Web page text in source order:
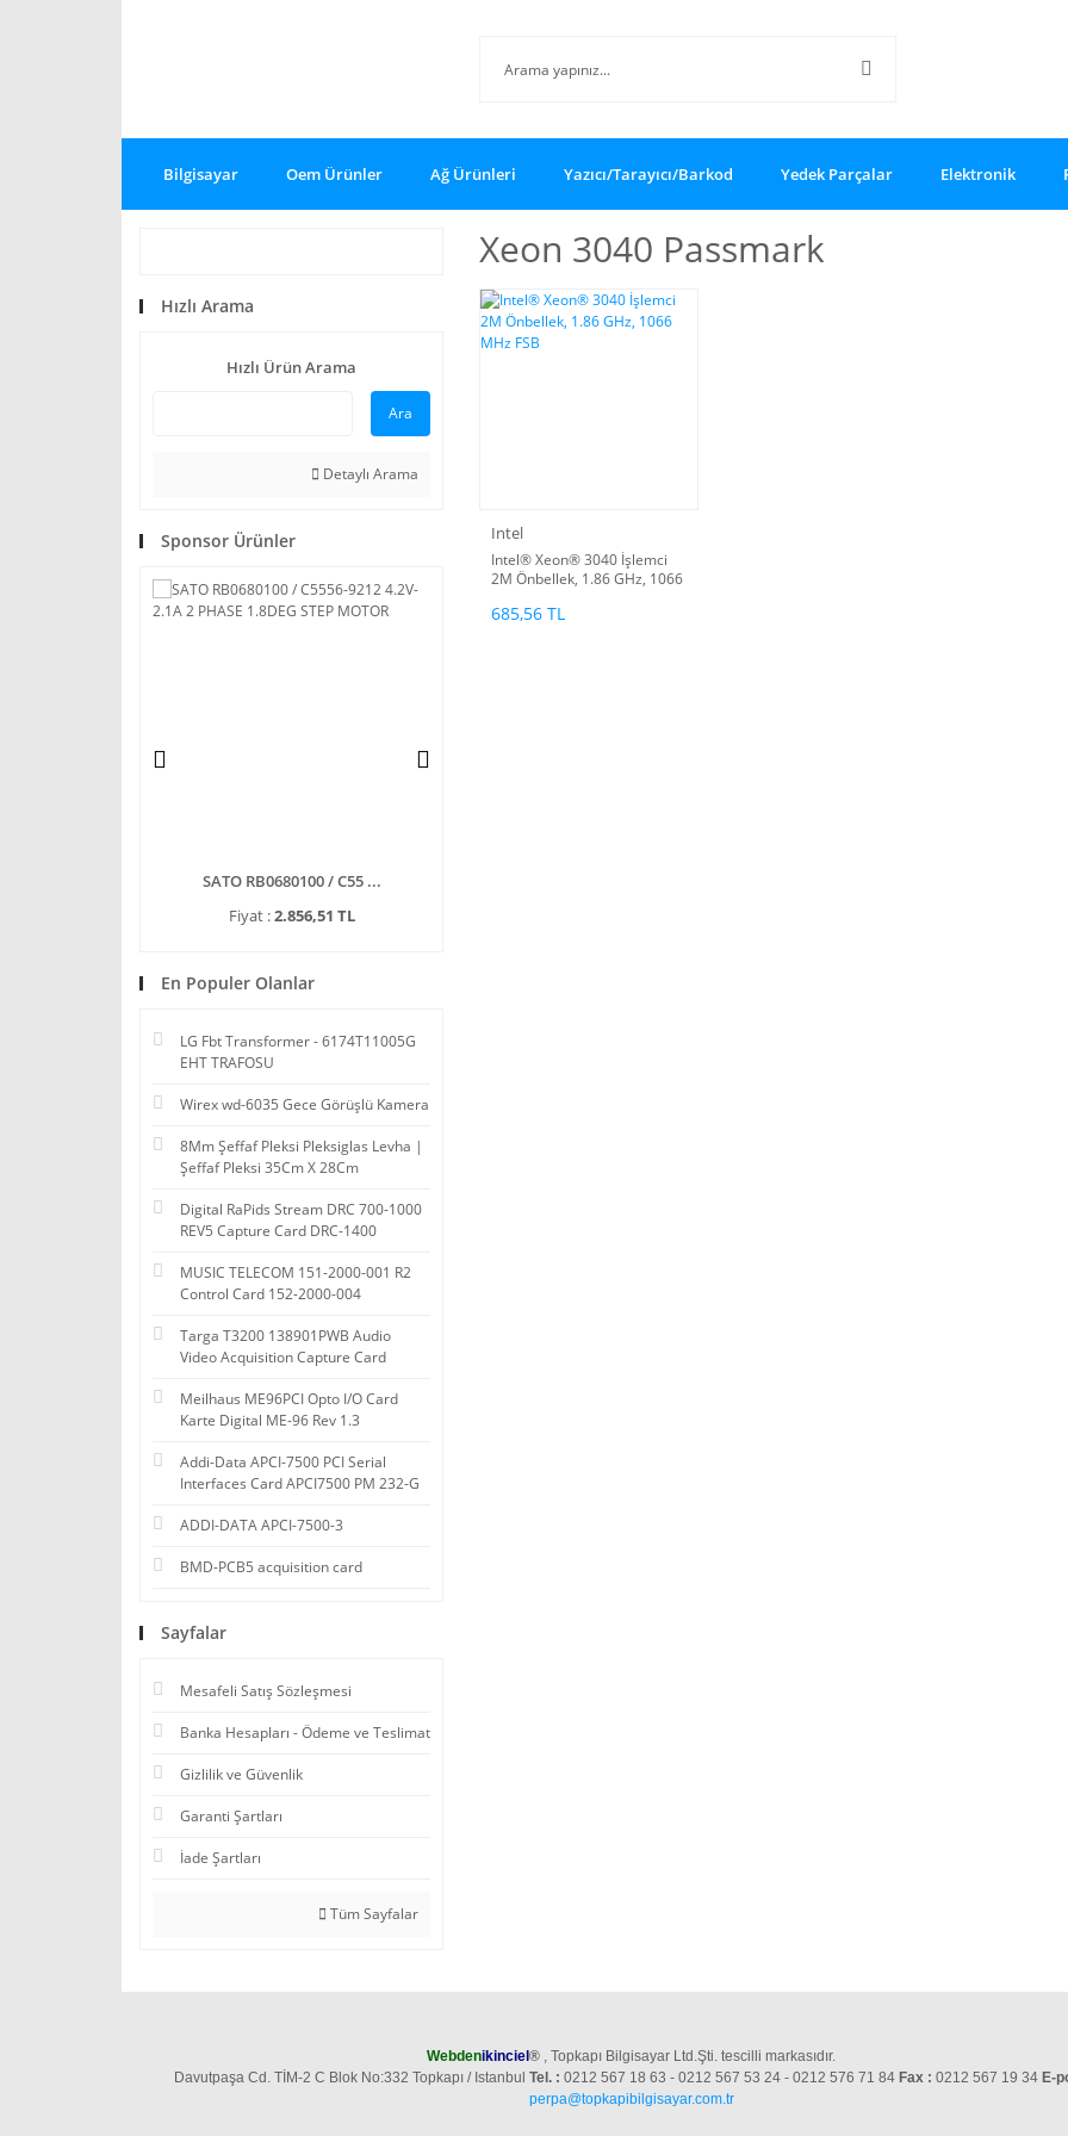
Bilgisayar Oem Ürünler Ağ Ürünleri Yazıcı/Tarayıcı/Barkod Yedek Parçalar Elektronik
Hızlı Arama
Hızlı Ürün Arama
Ara
Detaylı Arama
Sponsor Ürünler
SATO RB0680100 / C55 ...
Fiyat :2.856,51 TL
En Populer Olanlar
LG Fbt Transformer - 6174T11005G
EHT TRAFOSU
Wirex wd-6035 Gece Görüşlü Kamera
8Mm Şeffaf Pleksi Pleksiglas Levha |
Şeffaf Pleksi 35Cm X 28Cm
Digital RaPids Stream DRC 700-1000
REV5 Capture Card DRC-1400
MUSIC TELECOM 151-2000-001 R2
Control Card 152-2000-004
Targa T3200 138901PWB Audio
Video Acquisition Capture Card
Meilhaus ME96PCI Opto I/O Card
Karte Digital ME-96 Rev 1.3
Addi-Data APCI-7500 PCI Serial
Interfaces Card APCI7500 PM 232-G
ADDI-DATA APCI-7500-3
BMD-PCB5 acquisition card
Sayfalar
Mesafeli Satış Sözleşmesi
Banka Hesapları - Ödeme ve Teslimat
Gizlilik ve Güvenlik
Garanti Şartları
İade Şartları
Tüm Sayfalar
Xeon 3040 Passmark
Intel
Intel® Xeon® 3040 İşlemci
2M Önbellek, 1.86 GHz, 1066
685,56 TL
Webdenikinciel ® , Topkapı Bilgisayar Ltd.Şti. tescilli markasıdır.
Davutpaşa Cd. TİM-2 C Blok No:332 Topkapı / Istanbul Tel. : 0212 567 18 63 - 0212 567 53 24 - 0212 576 71 84 Fax : 0212 567 19 34 E-
perpa@topkapibilgisayar.com.tr